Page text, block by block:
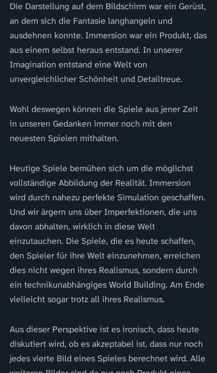
Die Darstellung auf dem Bildschirm war ein Gerüst,
an dem sich die Fantasie langhangeln und
ausdehnen konnte. Immersion war ein Produkt, das
aus einem selbst heraus entstand. In unserer
Imagination entstand eine Welt von
unvergleichlicher Schönheit und Detailtreue.
Wohl deswegen können die Spiele aus jener Zeit
in unseren Gedanken immer noch mit den
neuesten Spielen mithalten.
Heutige Spiele bemühen sich um die möglichst
vollständige Abbildung der Realität. Immersion
wird durch nahezu perfekte Simulation geschaffen.
Und wir ärgern uns über Imperfektionen, die uns
davon abhalten, wirklich in diese Welt
einzutauchen. Die Spiele, die es heute schaffen,
den Spieler für ihre Welt einzunehmen, erreichen
dies nicht wegen ihres Realismus, sondern durch
ein technikunabhängiges World Building. Am Ende
vielleicht sogar trotz all ihres Realismus.
Aus dieser Perspektive ist es ironisch, dass heute
diskutiert wird, ob es akzeptabel ist, dass nur noch
jedes vierte Bild eines Spieles berechnet wird. Alle